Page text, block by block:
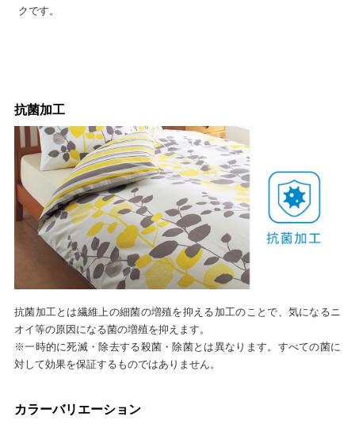
クです。
抗菌加工
抗菌加工とは繊維上の細菌の増殖を抑える加工のことで、気になるニ
オイ等の原因になる菌の増殖を抑えます。
※一時的に死滅・除去する殺菌・除菌とは異なります。すべての菌に
対して効果を保証するものではありません。
カラーバリエーション